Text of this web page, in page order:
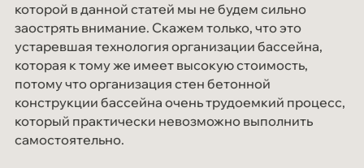
которой в данной статей мы не будем сильно
заострять внимание. Скажем только, что это
устаревшая технология организации бассейна,
которая к тому же имеет высокую стоимость,
потому что организация стен бетонной
конструкции бассейна очень трудоемкий процесс,
который практически невозможно выполнить
самостоятельно.